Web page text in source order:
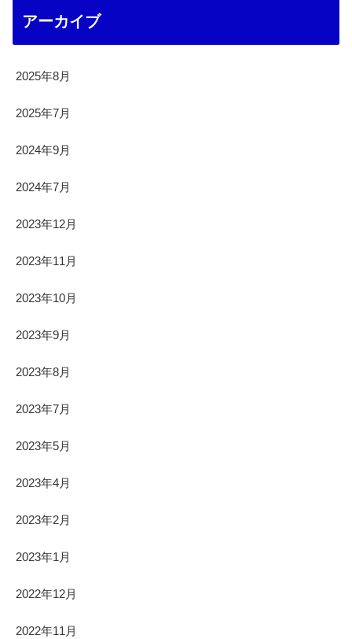
アーカイブ
2025年8月
2025年7月
2024年9月
2024年7月
2023年12月
2023年11月
2023年10月
2023年9月
2023年8月
2023年7月
2023年5月
2023年4月
2023年2月
2023年1月
2022年12月
2022年11月